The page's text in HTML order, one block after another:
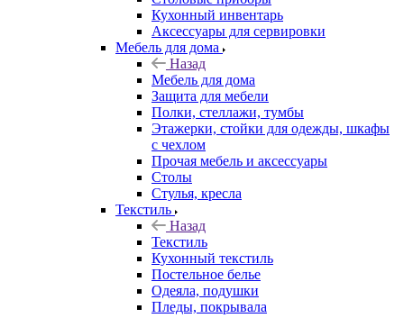
Кухонный инвентарь
Аксессуары для сервировки
Мебель для дома
Назад
Мебель для дома
Защита для мебели
Полки, стеллажи, тумбы
Этажерки, стойки для одежды, шкафы
с чехлом
Прочая мебель и аксессуары
Столы
Стулья, кресла
Текстиль
Назад
Текстиль
Кухонный текстиль
Постельное белье
Одеяла, подушки
Пледы, покрывала